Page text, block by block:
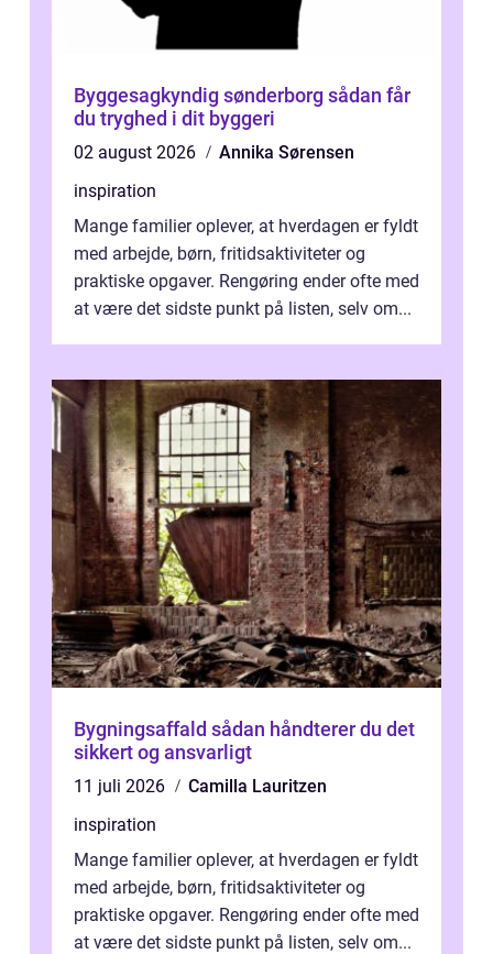
Byggesagkyndig sønderborg sådan får
du tryghed i dit byggeri
02 august 2026
Annika Sørensen
inspiration
Mange familier oplever, at hverdagen er fyldt
med arbejde, børn, fritidsaktiviteter og
praktiske opgaver. Rengøring ender ofte med
at være det sidste punkt på listen, selv om...
Bygningsaffald sådan håndterer du det
sikkert og ansvarligt
11 juli 2026
Camilla Lauritzen
inspiration
Mange familier oplever, at hverdagen er fyldt
med arbejde, børn, fritidsaktiviteter og
praktiske opgaver. Rengøring ender ofte med
at være det sidste punkt på listen, selv om...